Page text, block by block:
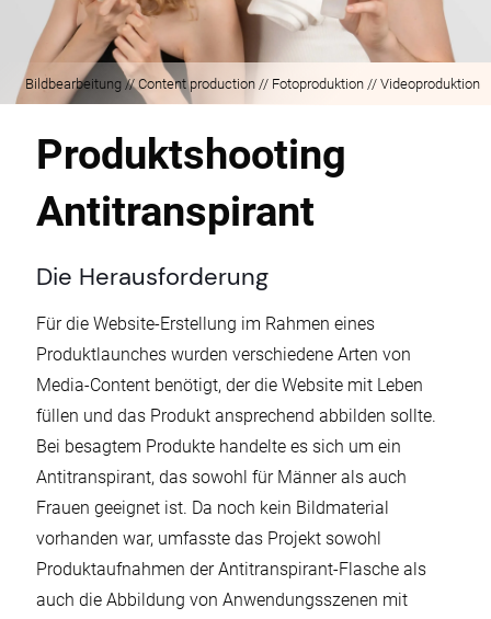
Bildbearbeitung // Content production // Fotoproduktion // Videoproduktion
Produktshooting
Antitranspirant
Die Herausforderung
Für die Website-Erstellung im Rahmen eines
Produktlaunches wurden verschiedene Arten von
Media-Content benötigt, der die Website mit Leben
füllen und das Produkt ansprechend abbilden sollte.
Bei besagtem Produkte handelte es sich um ein
Antitranspirant, das sowohl für Männer als auch
Frauen geeignet ist. Da noch kein Bildmaterial
vorhanden war, umfasste das Projekt sowohl
Produktaufnahmen der Antitranspirant-Flasche als
auch die Abbildung von Anwendungsszenen mit